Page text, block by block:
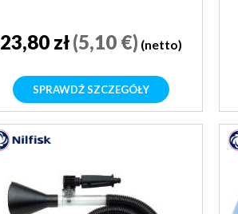
23,80 zł(5,10 €) (netto)
SPRAWDŹ SZCZEGÓŁY